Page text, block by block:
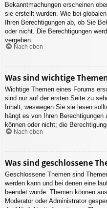
Bekanntmachungen erscheinen
sie erstellt wurden. Wie bei
Ihren Berechtigungen ab, ob Sie
oder nicht. Die Berechtigungen
vergeben.
Nach oben
Was sind wichtige
Wichtige Themen eines Forums
sind nur auf der ersten Seite zu
Inhalt, weswegen Sie sie lesen
hängt es von Ihren
können oder nicht; die
Nach oben
Was sind geschlossene
Geschlossene Themen sind
werden kann und bei denen eine
beendet wurde. Themen können
Moderator oder Administrator